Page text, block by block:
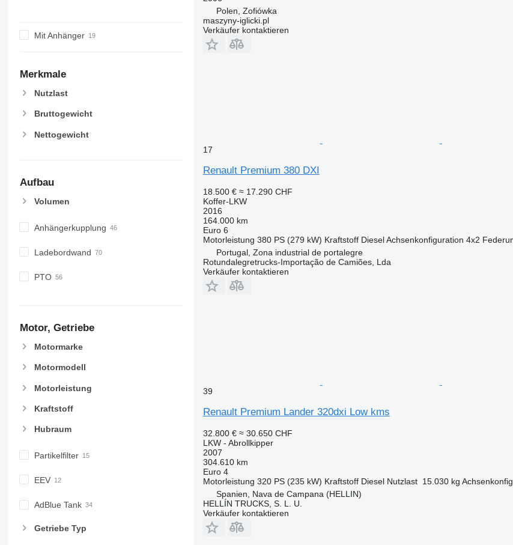
Mit Anhänger
Merkmale
Nutzlast
Bruttogewicht
Nettogewicht
Aufbau
Volumen
Anhängerkupplung
Ladebordwand
PTO
Motor, Getriebe
Motormarke
Motormodell
Motorleistung
Kraftstoff
Hubraum
Partikelfilter
EEV
AdBlue Tank
Getriebe Typ
Polen, Zofiówka
maszyny-iglicki.pl
Verkäufer kontaktieren
17
Renault Premium 380 DXI
18.500 € ≈ 17.290 CHF
Koffer-LKW
2016
164.000 km
Euro 6
Motorleistung 380 PS (279 kW) Kraftstoff Diesel Achsenkonfiguration 4x2
Portugal, Zona industrial de portalegre
Rotundalegretrucks-Importação de Camiões, Lda
Verkäufer kontaktieren
39
Renault Premium Lander 320dxi Low kms
32.800 € ≈ 30.650 CHF
LKW - Abrollkipper
2007
304.610 km
Euro 4
Motorleistung 320 PS (235 kW) Kraftstoff Diesel Nutzlast 15.030 kg
Spanien, Nava de Campana (HELLIN)
HELLÍN TRUCKS, S. L. U.
Verkäufer kontaktieren